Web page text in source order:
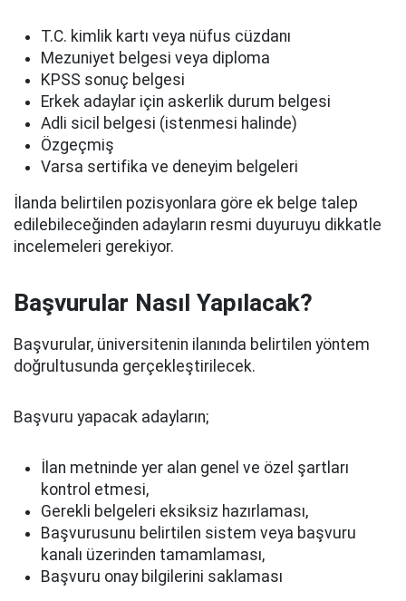
T.C. kimlik kartı veya nüfus cüzdanı
Mezuniyet belgesi veya diploma
KPSS sonuç belgesi
Erkek adaylar için askerlik durum belgesi
Adli sicil belgesi (istenmesi halinde)
Özgeçmiş
Varsa sertifika ve deneyim belgeleri
İlanda belirtilen pozisyonlara göre ek belge talep
edilebileceğinden adayların resmi duyuruyu dikkatle
incelemeleri gerekiyor.
Başvurular Nasıl Yapılacak?
Başvurular, üniversitenin ilanında belirtilen yöntem
doğrultusunda gerçekleştirilecek.
Başvuru yapacak adayların;
İlan metninde yer alan genel ve özel şartları
kontrol etmesi,
Gerekli belgeleri eksiksiz hazırlaması,
Başvurusunu belirtilen sistem veya başvuru
kanalı üzerinden tamamlaması,
Başvuru onay bilgilerini saklaması